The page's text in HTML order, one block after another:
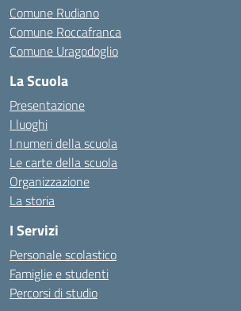
Comune Rudiano
Comune Roccafranca
Comune Uragodoglio
La Scuola
Presentazione
I luoghi
I numeri della scuola
Le carte della scuola
Organizzazione
La storia
I Servizi
Personale scolastico
Famiglie e studenti
Percorsi di studio